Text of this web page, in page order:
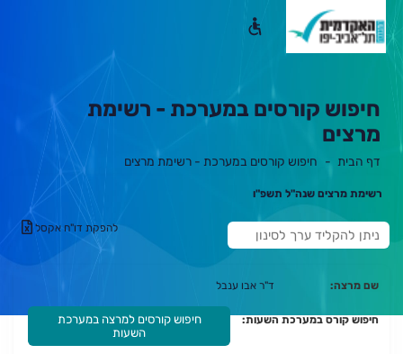
חיפוש קורסים במערכת - רשימת
מרצים
דף הבית חיפוש קורסים במערכת - רשימת מרצים
ראשירשימת מרצים שנה"ל תשפ"ו
ס
נ
להפקת דו"ח אקסל
שם מרצה: ד"ר אבו ענבל
חיפוש קורס במערכת השעות:
חיפוש קורסים למרצה במערכת
השעות